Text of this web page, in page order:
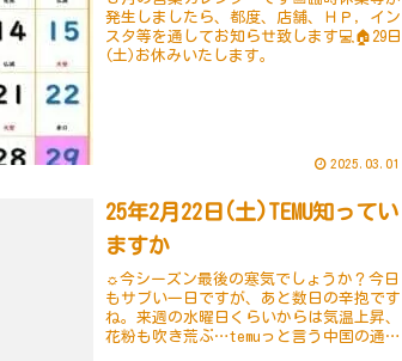
発生しましたら、都度、店舗、ＨＰ，イン
スタ等を通してお知らせ致します💻🏠29日
(土)お休みいたします。
2025.03.01
25年2月22日(土)TEMU知ってい
ますか
☼今シーズン最後の寒気でしょうか？今日
もサブい一日ですが、あと数日の辛抱です
ね。来週の水曜日くらいからは気温上昇、
花粉も吹き荒ぶ…temuっと言う中国の通販